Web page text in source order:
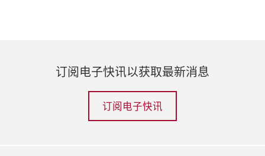
订阅电子快讯以获取最新消息
订阅电子快讯